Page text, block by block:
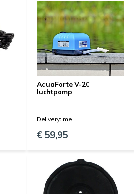
AquaForte V-20
luchtpomp
Deliverytime
€ 59,95